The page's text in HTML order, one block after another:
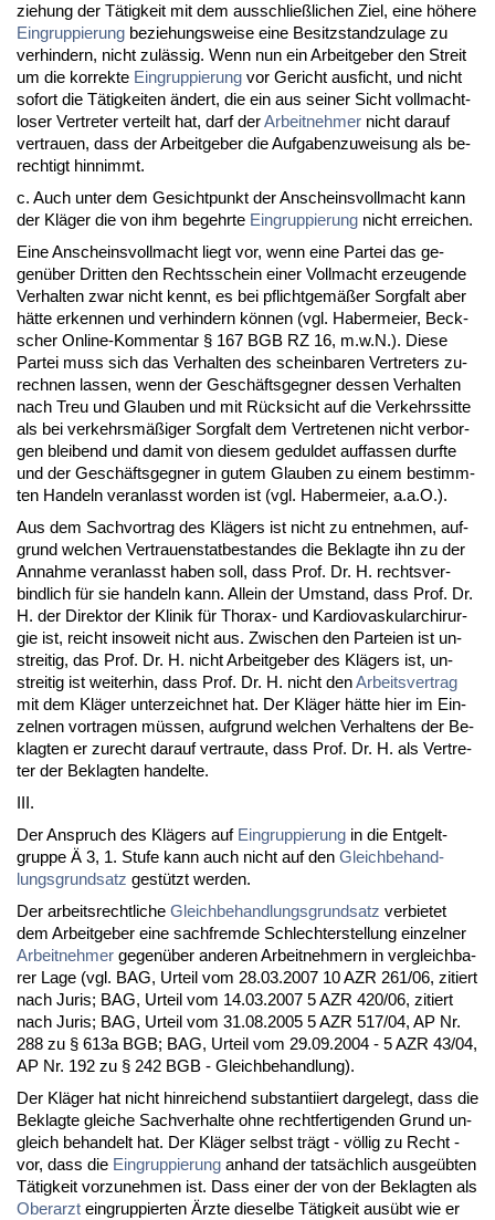
zie­hung der Tätig­keit mit dem aus­sch­ließli­chen Ziel, ei­ne höhe­re
Ein­grup­pie­rung be­zie­hungs­wei­se ei­ne Be­sitz­stand­zu­la­ge zu
ver­hin­dern, nicht zulässig. Wenn nun ein Ar­beit­ge­ber den Streit
um die kor­rek­te Ein­grup­pie­rung vor Ge­richt aus­ficht, und nicht
so­fort die Tätig­kei­ten ändert, die ein aus sei­ner Sicht voll­macht­
lo­ser Ver­tre­ter ver­teilt hat, darf derAr­beit­neh­mer nicht dar­auf
ver­trau­en, dass der Ar­beit­ge­ber die Auf­ga­ben­zu­wei­sung als be­
rech­tigt hin­nimmt.
c. Auch un­ter dem Ge­sicht­punkt der An­scheins­voll­macht kann
der Kläger die von ihm be­gehr­te Ein­grup­pie­rung nicht er­rei­chen.
Ei­ne An­scheins­voll­macht liegt vor, wenn ei­ne Par­tei das ge­
genüber Drit­ten den Rechts­schein ei­ner Voll­macht er­zeu­gen­de
Ver­hal­ten zwar nicht kennt, es bei pflicht­gemäßer Sorg­falt aber
hätte er­ken­nen und ver­hin­dern können (vgl. Ha­ber­mei­er, Beck­
scher On­line-Kom­men­tar § 167 BGB RZ 16, m.w.N.). Die­se
Par­tei muss sich das Ver­hal­ten des schein­ba­ren Ver­tre­ters zu­
rech­nen las­sen, wenn der Geschäfts­geg­ner des­sen Ver­hal­ten
nach Treu und Glau­ben und mit Rück­sicht auf die Ver­kehrs­sit­te
als bei ver­kehrsmäßiger Sorg­falt dem Ver­tre­te­nen nicht ver­bor­
gen blei­bend und da­mit von die­sem ge­dul­det auf­fas­sen durf­te
und der Geschäfts­geg­ner in gu­tem Glau­ben zu ei­nem be­stimm­
ten Han­deln ver­an­lasst wor­den ist (vgl. Ha­ber­mei­er, a.a.O.).
Aus dem Sach­vor­trag des Klägers ist nicht zu ent­neh­men, auf­
grund wel­chen Ver­trau­en­stat­be­stan­des die Be­klag­te ihn zu der
An­nah­me ver­an­lasst ha­ben soll, dass Prof. Dr. H. rechts­ver­
bind­lich für sie han­deln kann. Al­lein der Um­stand, dass Prof. Dr.
H. der Di­rek­tor der Kli­nik für Tho­rax- und Kar­dio­vas­ku­lar­chir­ur­
gie ist, reicht in­so­weit nicht aus. Zwi­schen den Par­tei­en ist un­
strei­tig, das Prof. Dr. H. nicht Ar­beit­ge­ber des Klägers ist, un­
strei­tig ist wei­ter­hin, dass Prof. Dr. H. nicht denAr­beits­ver­trag
mit dem Kläger un­ter­zeich­net hat. Der Kläger hätte hier im Ein­
zel­nen vor­tra­gen müssen, auf­grund wel­chen Ver­hal­tens der Be­
klag­ten er zu­recht dar­auf ver­trau­te, dass Prof. Dr. H. als Ver­tre­
ter der Be­klag­ten han­del­te.
III.
Der An­spruch des Klägers auf Ein­grup­pie­rung in die Ent­gelt­
grup­pe Ä 3, 1. Stu­fe kann auch nicht auf den Gleich­be­hand­
lungs­grund­satz gestützt wer­den.
Der ar­beits­recht­li­che Gleich­be­hand­lungs­grund­satz ver­bie­tet
dem Ar­beit­ge­ber ei­ne sach­frem­de Schlech­ter­stel­lung ein­zel­ner
Ar­beit­neh­mer ge­genüber an­de­ren Ar­beit­neh­mern in ver­gleich­ba­
rer La­ge (vgl. BAG, Ur­teil vom 28.03.2007 10 AZR 261/06, zi­tiert
nach Ju­ris; BAG, Ur­teil vom 14.03.2007 5 AZR 420/06, zi­tiert
nach Ju­ris; BAG, Ur­teil vom 31.08.2005 5 AZR 517/04, AP Nr.
288 zu § 613a BGB; BAG, Ur­teil vom 29.09.2004 - 5 AZR 43/04,
AP Nr. 192 zu § 242 BGB - Gleich­be­hand­lung).
Der Kläger hat nicht hin­rei­chend sub­stan­ti­iert dar­ge­legt, dass die
Be­klag­te glei­che Sach­ver­hal­te oh­ne recht­fer­ti­gen­den Grund un­
gleich be­han­delt hat. Der Kläger selbst trägt - völlig zu Recht -
vor, dass die Ein­grup­pie­rung an­hand der tatsächlich aus­geübten
Tätig­keit vor­zu­neh­men ist. Dass ei­ner der von der Be­klag­ten als
Ober­arzt ein­grup­pier­ten Ärz­te die­sel­be Tätig­keit ausübt wie er